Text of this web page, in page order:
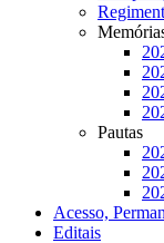
Pautas
Acesso,
Editais